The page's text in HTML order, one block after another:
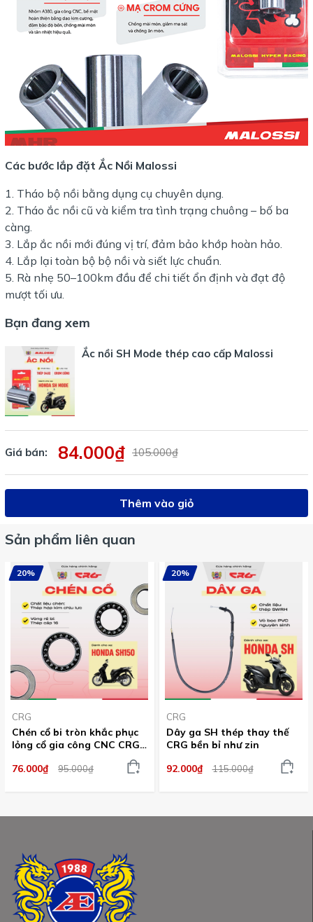
Các bước lắp đặt Ắc Nồi Malossi
Tháo bộ nồi bằng dụng cụ chuyên dụng.
Tháo ắc nồi cũ và kiểm tra tình trạng chuông – bố ba
càng.
Lắp ắc nồi mới đúng vị trí, đảm bảo khớp hoàn hảo.
Lắp lại toàn bộ bộ nồi và siết lực chuẩn.
Rà nhẹ 50–100km đầu để chi tiết ổn định và đạt độ
mượt tối ưu.
Bạn đang xem
Ắc nồi SH Mode thép cao cấp Malossi
Giá bán: 84.000₫ 105.000₫
Thêm vào giỏ
Sản phẩm liên quan
20%
CRG
Chén cổ bi tròn khắc phục
lỏng cổ gia công CNC CRG
76.000₫
95.000₫
20%
CRG
Dây ga SH thép thay thế
CRG bền bỉ như zin
92.000₫
115.000₫